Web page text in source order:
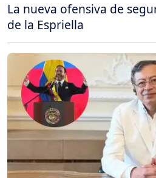
La nueva ofensiva de
de la Espriella